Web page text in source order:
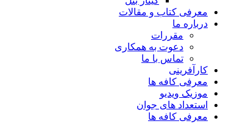
معرفی کتاب و مقالات
درباره ما
مقررات
دعوت به همکاری
تماس با ما
کارآفرینی
معرفی کافه ها
موزیک ویدیو
استعداد های جوان
معرفی کافه ها